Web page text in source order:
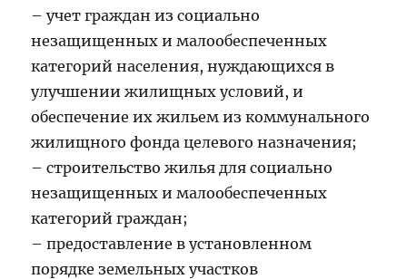
– учет граждан из социально
незащищенных и малообеспеченных
категорий населения, нуждающихся в
улучшении жилищных условий, и
обеспечение их жильем из коммунального
жилищного фонда целевого назначения;
– строительство жилья для социально
незащищенных и малообеспеченных
категорий граждан;
– предоставление в установленном
порядке земельных участков